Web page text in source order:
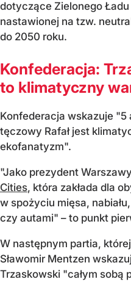
dotyczące Zielonego
nastawionej na tzw.
do 2050 roku.
Konfederacja:
to klimatyczny
Konfederacja wskazuje
tęczowy Rafał jest
ekofanatyzm".
"Jako prezydent
Cities, która zakłada dla
w spożyciu mięsa,
czy autami" – to punkt
W następnym partia,
Sławomir Mentzen
Trzaskowski "całym sobą